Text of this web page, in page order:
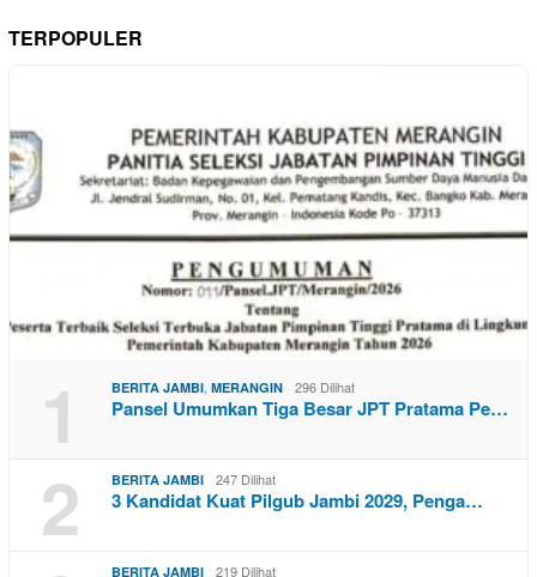
TERPOPULER
1 BERITA JAMBI, MERANGIN 296 Dilihat
Pansel Umumkan Tiga Besar JPT Pratama Pe…
2 BERITA JAMBI 247 Dilihat
3 Kandidat Kuat Pilgub Jambi 2029, Penga…
BERITA JAMBI 219 Dilihat